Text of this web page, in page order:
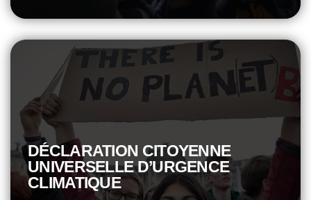
DÉCLARATION CITOYENNE
UNIVERSELLE D’URGENCE
CLIMATIQUE